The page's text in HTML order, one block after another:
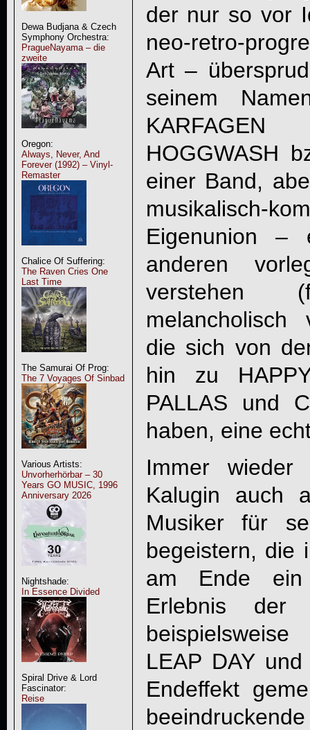
Dewa Budjana & Czech
Symphony Orchestra:
PragueNayama – die
zweite
Oregon:
Always, Never, And
Forever (1992) – Vinyl-
Remaster
Chalice Of Suffering:
The Raven Cries One
Last Time
The Samurai Of Prog:
The 7 Voyages Of Sinbad
Various Artists:
Unvorherhörbar – 30
Years GO MUSIC, 1996
Anniversary 2026
Nightshade:
In Essence Divided
Spiral Drive & Lord
Fascinator:
Reise
der nur so vor
neo-retro-
Art –
seinem
KARFAGEN
HOGGWASH
einer Band,
musikalisch-
Eigenunion –
anderen
verstehen
melancholisch
die sich von
hin zu
PALLAS und
haben, eine
Immer wieder
Kalugin auch
Musiker für
begeistern, die
am Ende ein
Erlebnis der
LEAP DAY
Endeffekt